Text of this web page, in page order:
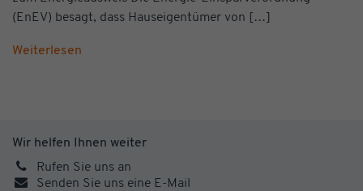
(EnEV) besagt, dass Hauseigentümer von […]
Weiterlesen
Wir helfen Ihnen weiter
Rufen Sie uns an
Senden Sie uns eine E-Mail